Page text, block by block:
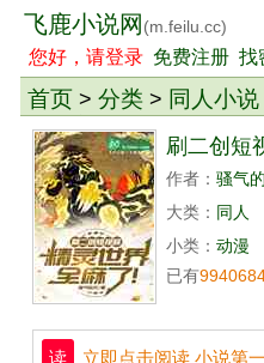
飞鹿小说网 (m.feilu.cc)
您好，请登录 免费注册 找
首页 > 分类 > 同人小说
界全麻了！
刷二创短
作者： 骚气
大类： 同人
小类： 动漫
已有
读 立即点击阅读 小说第